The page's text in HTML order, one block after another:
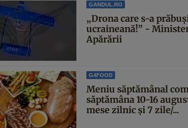
GANDUL.RO
„Drona care s-a
ucraineană!” -
Apărării
G4FOOD
Meniu săptămânal
săptămâna 10-16
mese zilnic și 7 zile/...